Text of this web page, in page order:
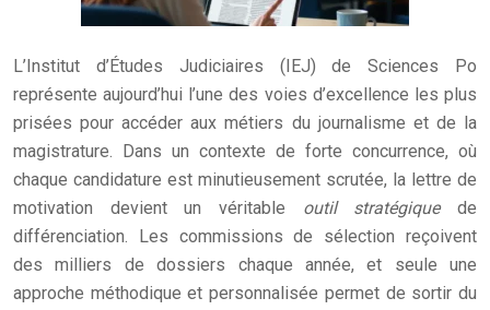
L’Institut d’Études Judiciaires (IEJ) de Sciences Po
représente aujourd’hui l’une des voies d’excellence les plus
prisées pour accéder aux métiers du journalisme et de la
magistrature. Dans un contexte de forte concurrence, où
chaque candidature est minutieusement scrutée, la lettre de
motivation devient un véritable outil stratégiquede
différenciation. Les commissions de sélection reçoivent
des milliers de dossiers chaque année, et seule une
approche méthodique et personnalisée permet de sortir du